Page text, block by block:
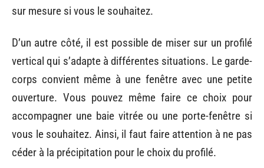
sur mesure si vous le souhaitez.
D’un autre côté, il est possible de miser sur un profilé
vertical qui s’adapte à différentes situations. Le garde-
corps convient même à une fenêtre avec une petite
ouverture. Vous pouvez même faire ce choix pour
accompagner une baie vitrée ou une porte-fenêtre si
vous le souhaitez. Ainsi, il faut faire attention à ne pas
céder à la précipitation pour le choix du profilé.